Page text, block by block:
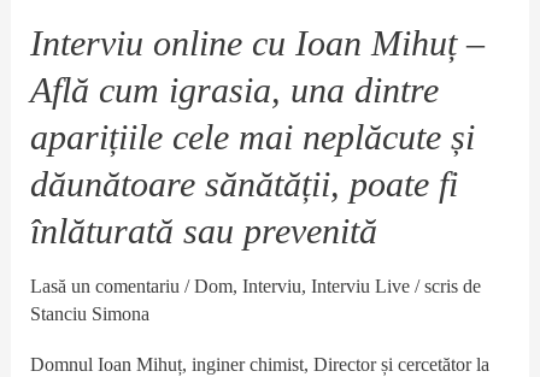
Interviu online cu Ioan Mihuț –
Află cum igrasia, una dintre
aparițiile cele mai neplăcute și
dăunătoare sănătății, poate fi
înlăturată sau prevenită
Lasă un comentariu /Dom,Interviu,Interviu Live / scris de
Stanciu Simona
Domnul Ioan Mihuț, inginer chimist, Director și cercetător la